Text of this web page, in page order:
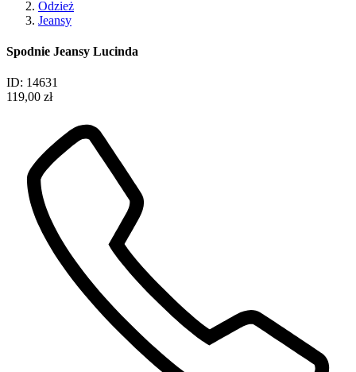
Odzież
Jeansy
Spodnie Jeansy Lucinda
ID: 14631
119,00 zł